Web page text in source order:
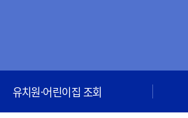
유치원·어린이집 조회